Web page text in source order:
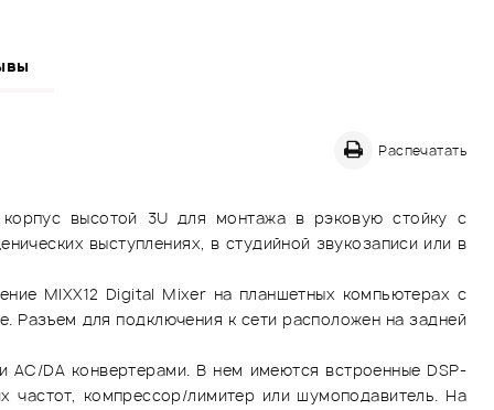
Распечатать
высотой 3U для монтажа в рэковую стойку с
выступлениях, в студийной звукозаписи или в
MIXX12 Digital Mixer на планшетных компьютерах с
Разъем для подключения к сети расположен на задней
DA конвертерами. В нем имеются встроенные DSP-
частот, компрессор/лимитер или шумоподавитель. На